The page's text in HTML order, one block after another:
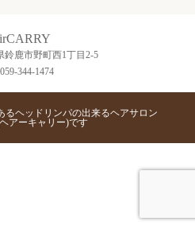
鈴鹿市野町西1丁目2-5
344-1474
るヘッドリンパの出来るヘアサロン
アーキャリー)です